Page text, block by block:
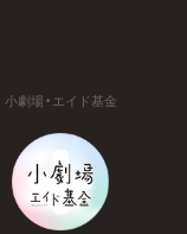
小劇場・エイド基金